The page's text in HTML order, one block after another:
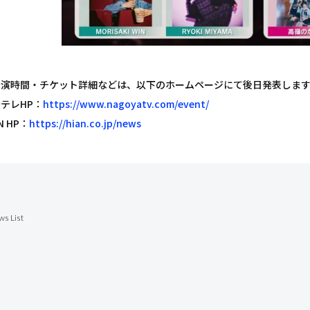
時間・チケット詳細などは、以下のホームページにて後日発表しま
レHP： https://www.nagoyatv.com/event/
HP： https://hian.co.jp/news
List